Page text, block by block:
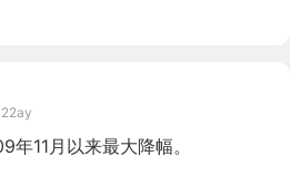
11月以来最大降幅。